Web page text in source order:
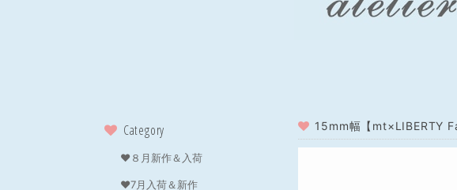
Category
❤８月新作＆入荷
❤7月入荷＆新作
15mm幅【mt×LIBERTY